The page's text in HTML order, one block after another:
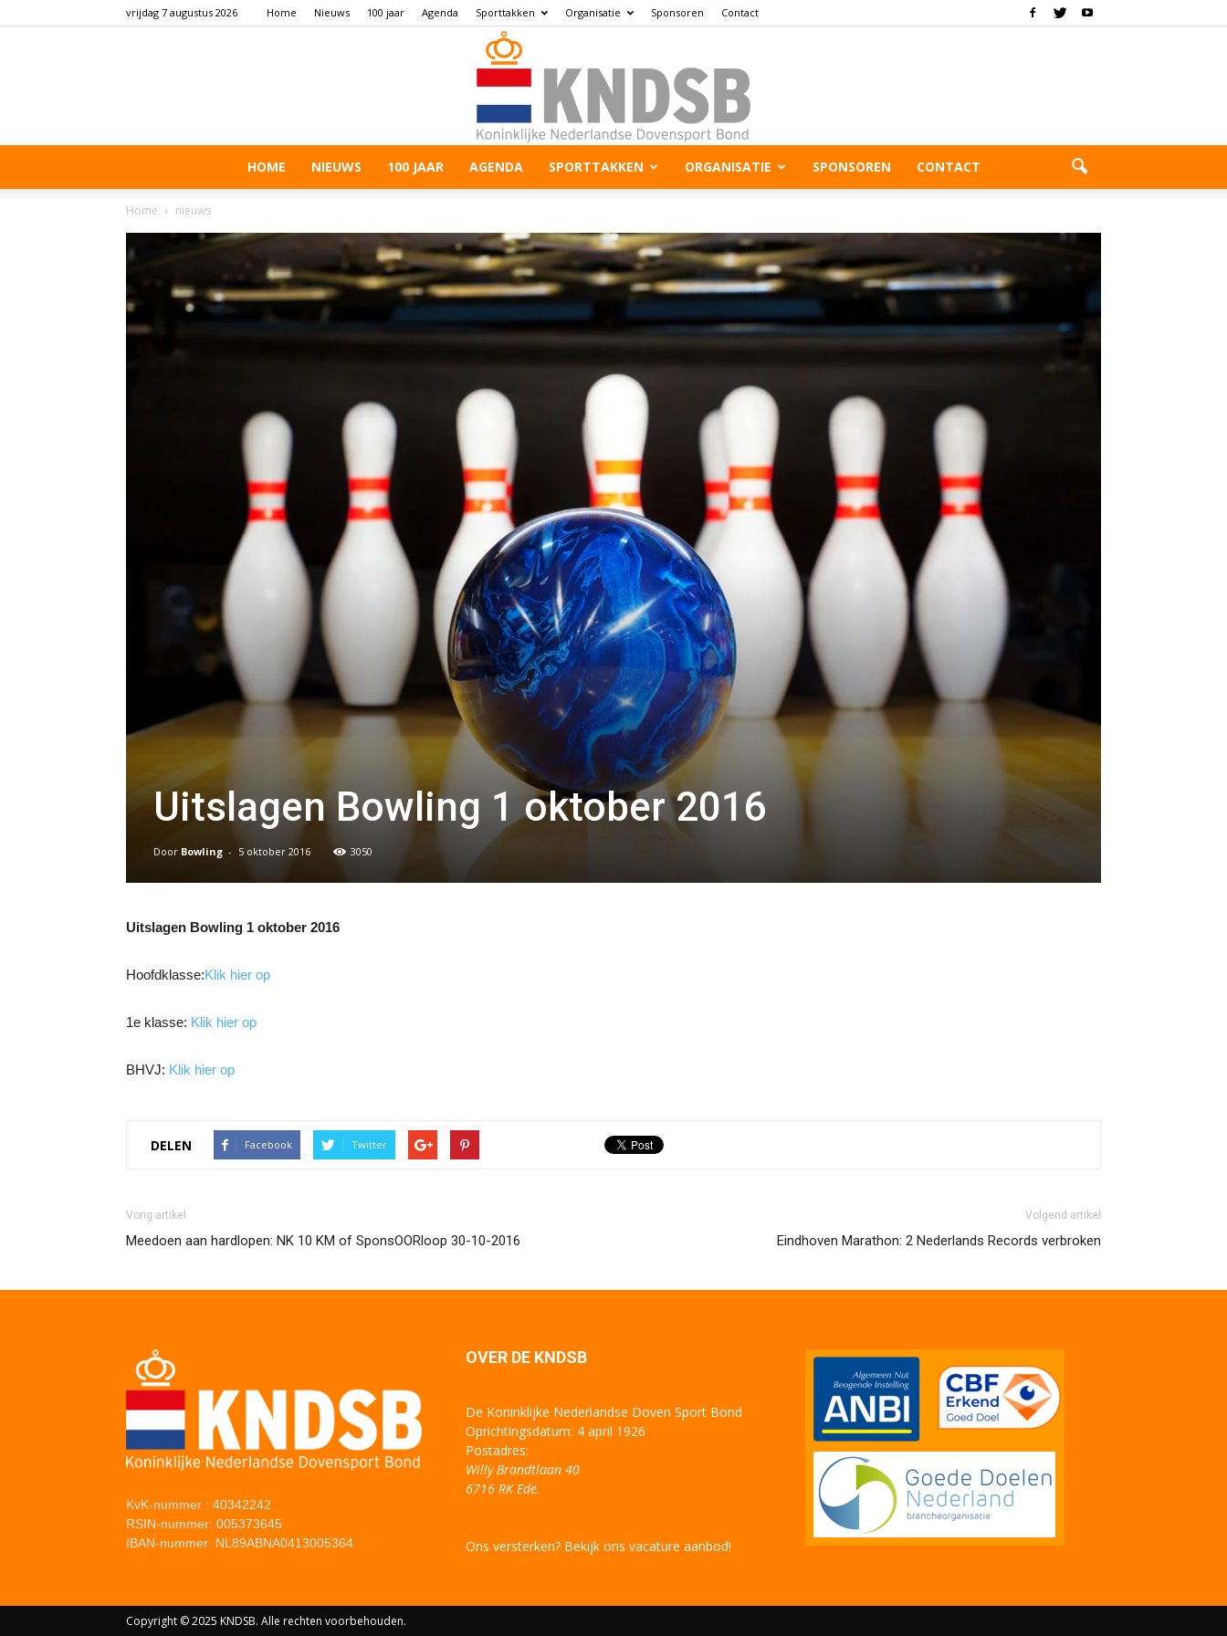
vrijdag 7 augustus 2026 Home Nieuws 100 jaar Agenda Sporttakken Organisatie Sponsoren Contact
HOME NIEUWS 100 JAAR AGENDA SPORTTAKKEN ORGANISATIE SPONSOREN CONTACT
Home nieuws
Uitslagen Bowling 1 oktober 2016
Door Bowling - 5 oktober 2016 3050
Uitslagen Bowling 1 oktober 2016
Hoofdklasse:Klik hier op
1e klasse: Klik hier op
BHVJ: Klik hier op
DELEN Facebook Twitter
Vorig artikel
Meedoen aan hardlopen: NK 10 KM of SponsOORloop 30-10-2016
Volgend artikel
Eindhoven Marathon: 2 Nederlands Records verbroken
KvK-nummer : 40342242
RSIN-nummer: 005373645
IBAN-nummer: NL89ABNA0413005364
OVER DE KNDSB
De Koninklijke Nederlandse Doven Sport Bond
Oprichtingsdatum: 4 april 1926
Postadres:
Willy Brandtlaan 40
6716 RK Ede.
Ons versterken? Bekijk ons vacature aanbod!
Copyright © 2025 KNDSB. Alle rechten voorbehouden.